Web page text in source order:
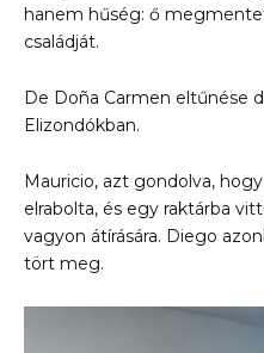
hanem hűség: ő
családját.
De Doña Carmen eltűnése
Elizondókban.
Mauricio, azt gondolva,
elrabolta, és egy raktárba
vagyon átírására. Diego
tört meg.